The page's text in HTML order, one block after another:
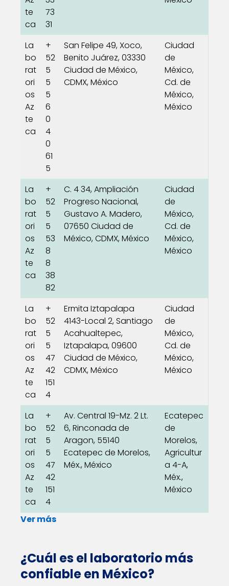
te
ca
73
31
La
bo
rat
ori
os
Az
te
ca
+
52
5
5
5
6
0
4
0
61
5
San Felipe 49, Xoco,
Benito Juárez, 03330
Ciudad de México,
CDMX, México
Ciudad
de
México,
Cd. de
México,
México
La
bo
rat
ori
os
Az
te
ca
+
52
5
5
53
8
8
38
82
C. 4 34, Ampliación
Progreso Nacional,
Gustavo A. Madero,
07650 Ciudad de
México, CDMX, México
Ciudad
de
México,
Cd. de
México,
México
La
bo
rat
ori
os
Az
te
ca
+
52
5
5
47
42
151
4
Ermita Iztapalapa
4143-Local 2, Santiago
Acahualtepec,
Iztapalapa, 09600
Ciudad de México,
CDMX, México
Ciudad
de
México,
Cd. de
México,
México
La
bo
rat
ori
os
Az
te
ca
+
52
5
5
47
42
151
4
Av. Central 19-Mz. 2 Lt.
6, Rinconada de
Aragon, 55140
Ecatepec de Morelos,
Méx., México
Ecatepec
de
Morelos,
Agricultur
a 4-A,
Méx.,
México
Ver más
¿Cuál es el laboratorio más
confiable en México?